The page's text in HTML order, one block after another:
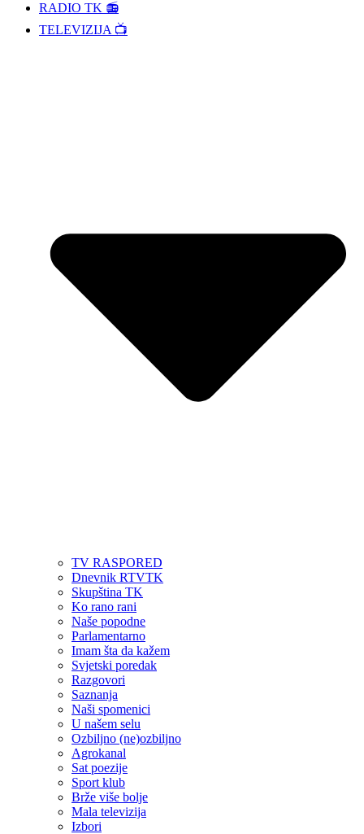
RADIO TK 📻
TELEVIZIJA 📺
TV RASPORED
Dnevnik RTVTK
Skupština TK
Ko rano rani
Naše popodne
Parlamentarno
Imam šta da kažem
Svjetski poredak
Razgovori
Saznanja
Naši spomenici
U našem selu
Ozbiljno (ne)ozbiljno
Agrokanal
Sat poezije
Sport klub
Brže više bolje
Mala televizija
Izbori